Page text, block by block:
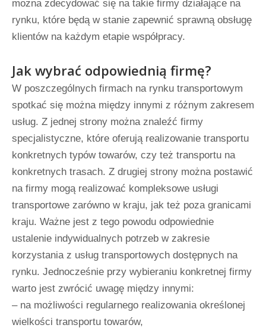
można zdecydować się na takie firmy działające na
rynku, które będą w stanie zapewnić sprawną obsługę
klientów na każdym etapie współpracy.
Jak wybrać odpowiednią firmę?
W poszczególnych firmach na rynku transportowym
spotkać się można między innymi z różnym zakresem
usług. Z jednej strony można znaleźć firmy
specjalistyczne, które oferują realizowanie transportu
konkretnych typów towarów, czy też transportu na
konkretnych trasach. Z drugiej strony można postawić
na firmy mogą realizować kompleksowe usługi
transportowe zarówno w kraju, jak też poza granicami
kraju. Ważne jest z tego powodu odpowiednie
ustalenie indywidualnych potrzeb w zakresie
korzystania z usług transportowych dostępnych na
rynku. Jednocześnie przy wybieraniu konkretnej firmy
warto jest zwrócić uwagę między innymi:
– na możliwości regularnego realizowania określonej
wielkości transportu towarów,